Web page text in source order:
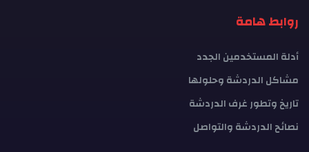
روابط هامة
أدلة المستخدمين الجدد
مشاكل الدردشة وحلولها
تاريخ وتطور غرف الدردشة
نصائح الدردشة والتواصل